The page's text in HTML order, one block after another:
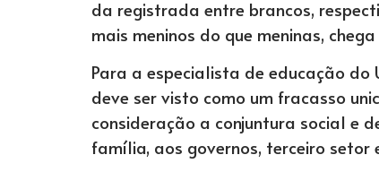
da registrada entre brancos,
mais meninos do que meninas,
Para a especialista de educação do
deve ser visto como um fracasso
consideração a conjuntura social e
família, aos governos, terceiro setor